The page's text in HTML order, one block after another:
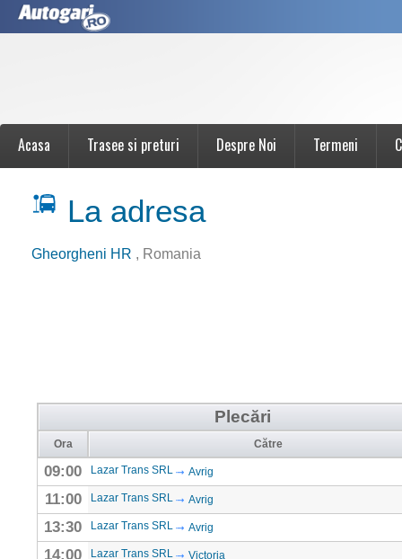
Acasa Trasee si preturi Despre Noi Termeni
La adresa
Gheorgheni HR , Romania
Plecări
Ora Către
09:00 Lazar Trans SRL Avrig
11:00 Lazar Trans SRL Avrig
13:30 Lazar Trans SRL Avrig
14:00 Lazar Trans SRL Victoria